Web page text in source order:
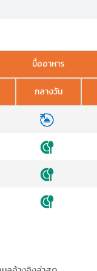
มื้ออาหาร
กลางวัน